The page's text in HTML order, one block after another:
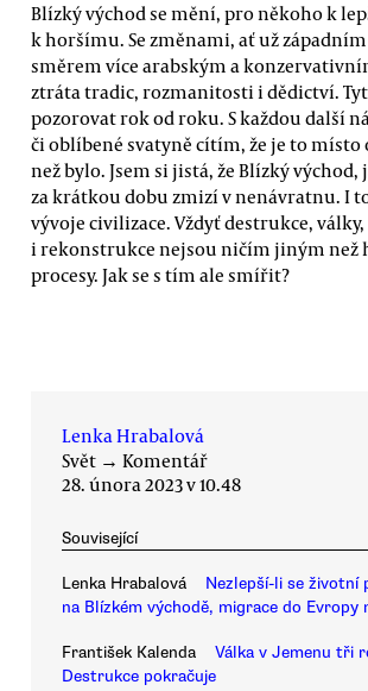
Blízký východ se mění, pro někoho k
k horšímu. Se změnami, ať už
směrem více arabským a
ztráta tradic, rozmanitosti i dědictví.
pozorovat rok od roku. S každou další
či oblíbené svatyně cítím, že je to
než bylo. Jsem si jistá, že Blízký východ,
za krátkou dobu zmizí v nenávratnu. I
vývoje civilizace. Vždyť destrukce,
i rekonstrukce nejsou ničím jiným
procesy. Jak se s tím ale smířit?
Lenka Hrabalová
Svět → Komentář
28. února 2023 v 10.48
Související
Lenka Hrabalová
Nezlepší-li se životní
na Blízkém východě, migrace do Evropy
František Kalenda
Válka v Jemenu tři
Destrukce pokračuje